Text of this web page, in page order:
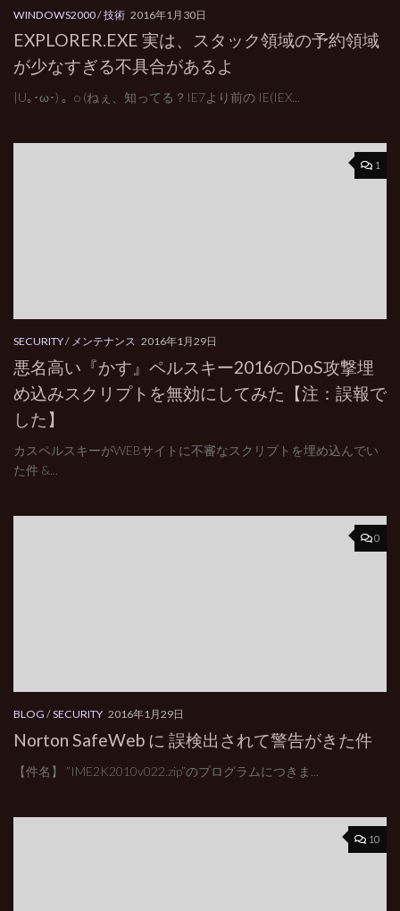
WINDOWS2000/技術 2016年1月30日
EXPLORER.EXE 実は、スタック領域の予約領域
が少なすぎる不具合があるよ
|U｡･ω･) 。o (ねぇ、知ってる？IE7より前の IE(IEX...
1
SECURITY/ メンテナンス 2016年1月29日
悪名高い『かす』ペルスキー2016のDoS攻撃埋
め込みスクリプトを無効にしてみた【注：誤報で
した】
カスペルスキーがWEBサイトに不審なスクリプトを埋め込んでい
た件 &...
0
BLOG /SECURITY 2016年1月29日
Norton SafeWeb に 誤検出されて警告がきた件
【件名】 ”IME2K2010v022.zip”のプログラムにつきま...
10